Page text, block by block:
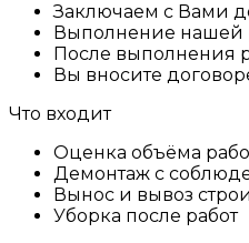
Заключаем с Вами
Выполнение нашей
После выполнения
Вы вносите
Что входит
Оценка объёма
Демонтаж с
Вынос и вывоз
Уборка после работ